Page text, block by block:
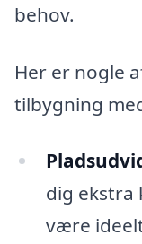
behov.
Her er nogle
tilbygning
dig ekstra
være